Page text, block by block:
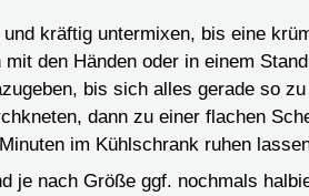
kräftig untermixen, bis eine
den Händen oder in einem
bis sich alles gerade so zu
dann zu einer flachen
im Kühlschrank ruhen
je nach Größe ggf. nochmals